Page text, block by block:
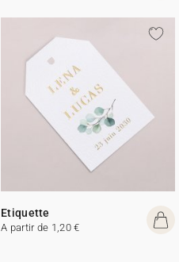
Etiquette
A partir de 1,20 €